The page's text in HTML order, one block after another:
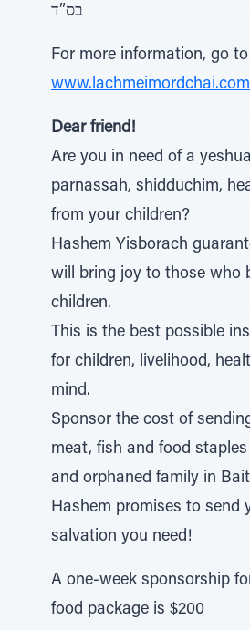
בס”ד
For more information, go to
www.lachmeimordchai.com
Dear friend!
Are you in need of a
parnassah, shidduchim,
from your children?
Hashem Yisborach
will bring joy to those who
children.
This is the best possible
for children, livelihood,
mind.
Sponsor the cost of
meat, fish and food
and orphaned family in
Hashem promises to send
salvation you need!
A one-week sponsorship
food package is $200